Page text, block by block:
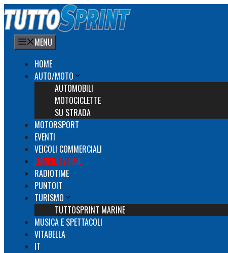
Vai
al
contenuto
MENU
HOME
AUTO/MOTO
AUTOMOBILI
MOTOCICLETTE
SU STRADA
MOTORSPORT
EVENTI
VEICOLI COMMERCIALI
EMOBILITYTIME
RADIOTIME
PUNTOIT
TURISMO
TUTTOSPRINT MARINE
MUSICA E SPETTACOLI
VITABELLA
IT